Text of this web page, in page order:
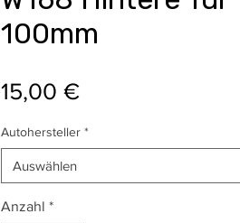
100mm
15,00 €Preis
Autohersteller *
Auswählen
Anzahl *